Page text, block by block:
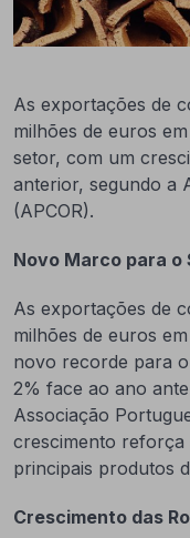
As exportações de
milhões de euros
setor, com um
anterior, segundo a
(APCOR).
Novo Marco para o
As exportações de
milhões de euros
novo recorde para
2% face ao ano
Associação
crescimento reforça
principais produtos
Crescimento das